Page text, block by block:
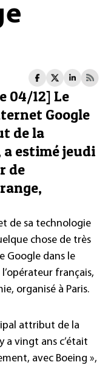
04/12] Le
Google
de la
a estimé jeudi
de
de sa technologie
chose de très
Google dans le
français,
organisé à Paris.
attribut de la
a vingt ans c’était
avec Boeing »,